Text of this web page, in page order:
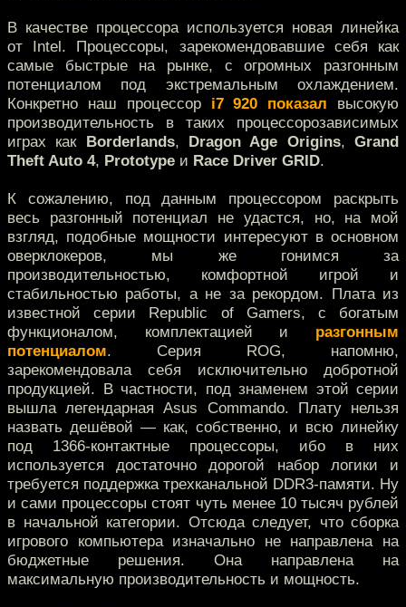
В качестве процессора используется новая линейка
от Intel. Процессоры, зарекомендовавшие себя как
самые быстрые на рынке, с огромных разгонным
потенциалом под экстремальным охлаждением.
Конкретно наш процессор i7 920 показал высокую
производительность в таких процессорозависимых
играх как Borderlands, Dragon Age Origins,Grand
Theft Auto 4, Prototype и Race Driver GRID.
К сожалению, под данным процессором раскрыть
весь разгонный потенциал не удастся, но, на мой
взгляд, подобные мощности интересуют в основном
оверклокеров, мы же гонимся за
производительностью, комфортной игрой и
стабильностью работы, а не за рекордом. Плата из
известной серии Republic of Gamers, с богатым
функционалом, комплектацией и разгонным
потенциалом. Серия ROG, напомню,
зарекомендовала себя исключительно добротной
продукцией. В частности, под знаменем этой серии
вышла легендарная Asus Commando. Плату нельзя
назвать дешёвой — как, собственно, и всю линейку
под 1366-контактные процессоры, ибо в них
используется достаточно дорогой набор логики и
требуется поддержка трехканальной DDR3-памяти. Ну
и сами процессоры стоят чуть менее 10 тысяч рублей
в начальной категории. Отсюда следует, что сборка
игрового компьютера изначально не направлена на
бюджетные решения. Она направлена на
максимальную производительность и мощность.